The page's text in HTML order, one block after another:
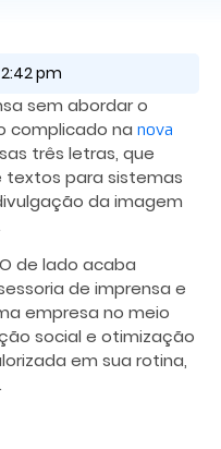
2:42 pm
sem abordar o
complicado na nova
três letras, que
para sistemas
da imagem
de lado acaba
de imprensa e
empresa no meio
social e otimização
em sua rotina,